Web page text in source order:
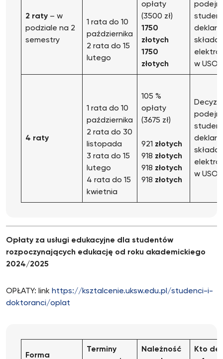
2 raty – w
podziale na 2
semestry
1 rata do 10
października
2 rata do 15
lutego
opłaty
(3500 zł)
1750
złotych
1750
złotych
w USOS
4 raty
1 rata do 10
października
2 rata do 30
listopada
3 rata do 15
lutego
4 rata do 15
kwietnia
105 %
opłaty
(3675 zł)
921 złotych
918 złotych
918 złotych
918 złotych
w USOS
Opłaty za usługi edukacyjne dla studentów
rozpoczynających edukację od roku akademickiego
2024/2025
OPŁATY: link https://ksztalcenie.uksw.edu.pl/studenci-i-
doktoranci/oplat
Forma
Terminy
Należność
Kto